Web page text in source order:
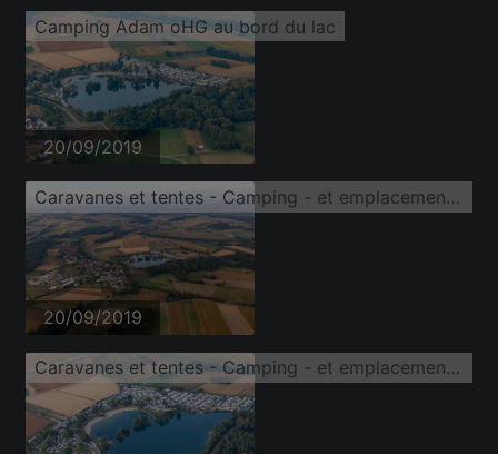
Camping Adam oHG au bord du lac
20/09/2019
Caravanes et tentes - Camping - et emplacement pour tentes Adam oHG
20/09/2019
Caravanes et tentes - Camping - et emplacement pour tentes Adam oHG